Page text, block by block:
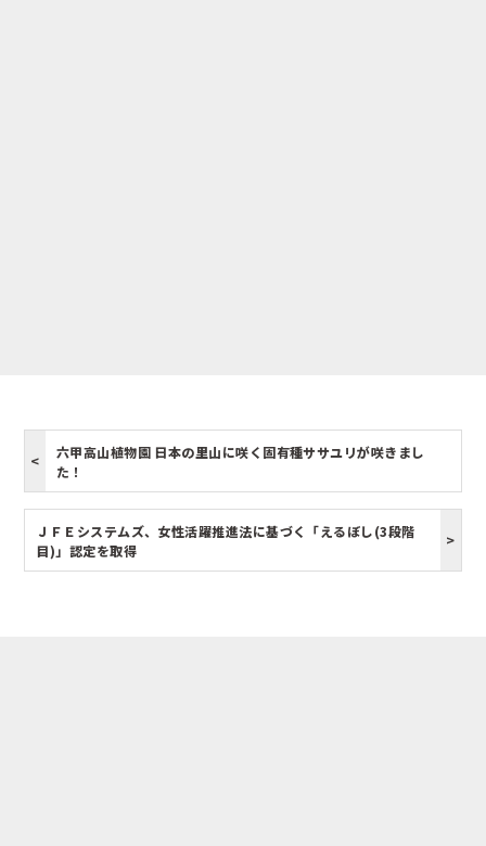
六甲高山植物園 日本の里山に咲く固有種ササユリが咲きまし
た！
ＪＦＥシステムズ、女性活躍推進法に基づく「えるぼし(3段階
目)」認定を取得